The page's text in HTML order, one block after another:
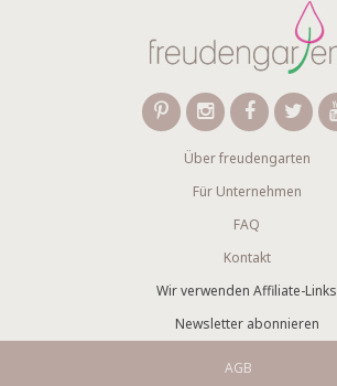
Über freudengarten
Für Unternehmen
FAQ
Kontakt
Wir verwenden Affiliate-Links
Newsletter abonnieren
AGB